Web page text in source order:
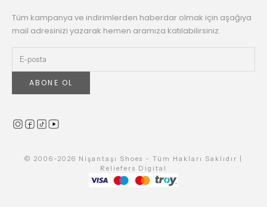
Tüm kampanya ve indirimlerden haberdar olmak için aşağıya
mail adresinizi yazarak hemen aramıza katılabilirsiniz.
ABONE OL
© 2006-2026 Nişantaşı Shoes - Tüm Hakları Saklıdır |
Reliefers Digital